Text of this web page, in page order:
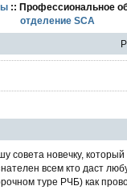
:: Профессиональное
отделение SCA
совета новечку,
всем кто даст
туре РЧБ) как